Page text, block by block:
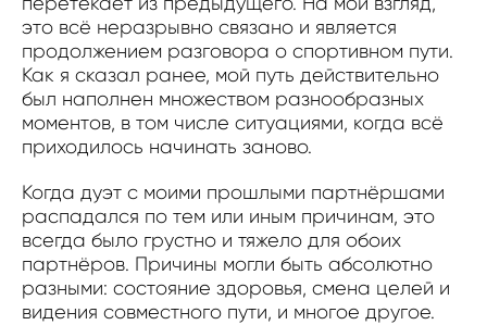
это всё неразрывно связано и является
продолжением разговора о спортивном пути.
Как я сказал ранее, мой путь действительно
был наполнен множеством разнообразных
моментов, в том числе ситуациями, когда всё
приходилось начинать заново.
Когда дуэт с моими прошлыми партнёршами
распадался по тем или иным причинам, это
всегда было грустно и тяжело для обоих
партнёров. Причины могли быть абсолютно
разными: состояние здоровья, смена целей и
видения совместного пути, и многое другое.